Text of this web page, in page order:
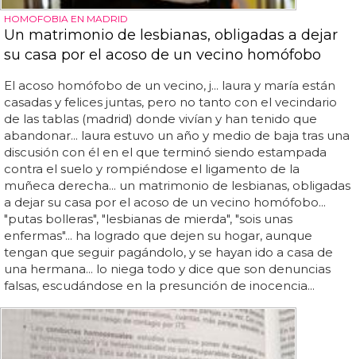
HOMOFOBIA EN MADRID
Un matrimonio de lesbianas, obligadas a dejar
su casa por el acoso de un vecino homófobo
El acoso homófobo de un vecino, j... laura y maría están
casadas y felices juntas, pero no tanto con el vecindario
de las tablas (madrid) donde vivían y han tenido que
abandonar... laura estuvo un año y medio de baja tras una
discusión con él en el que terminó siendo estampada
contra el suelo y rompiéndose el ligamento de la
muñeca derecha... un matrimonio de lesbianas, obligadas
a dejar su casa por el acoso de un vecino homófobo...
"putas bolleras", "lesbianas de mierda", "sois unas
enfermas"... ha logrado que dejen su hogar, aunque
tengan que seguir pagándolo, y se hayan ido a casa de
una hermana... lo niega todo y dice que son denuncias
falsas, escudándose en la presunción de inocencia...